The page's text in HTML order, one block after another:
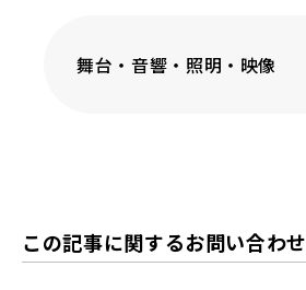
舞台・音響・照明・映像
この記事に関するお問い合わせ